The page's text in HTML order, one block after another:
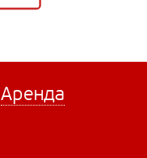
Аренда